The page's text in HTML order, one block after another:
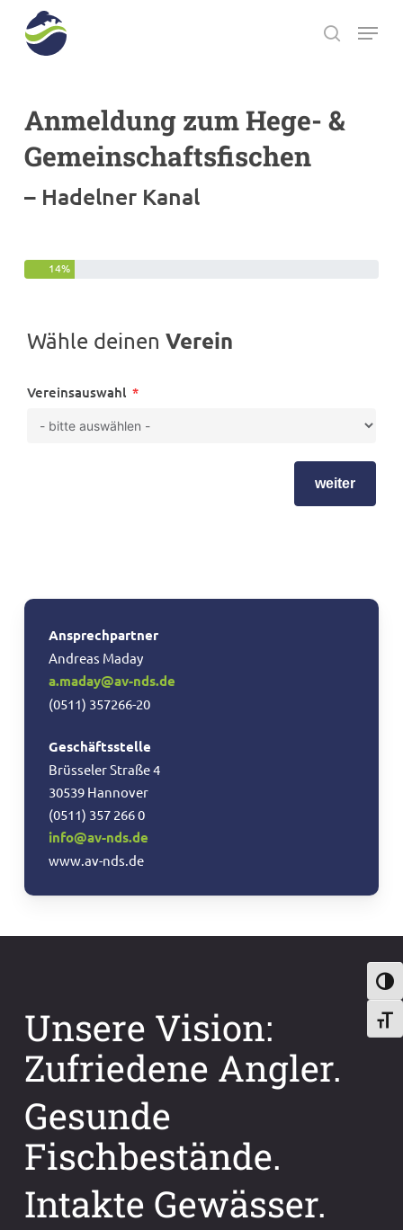
search
Menu
Anmeldung zum Hege- &
Gemeinschaftsfischen
– Hadelner Kanal
14%
Wähle deinen Verein
Vereinsauswahl
weiter
Ansprechpartner
Andreas Maday
a.maday@av-nds.de
(0511) 357266-20
Geschäftsstelle
Brüsseler Straße 4
30539 Hannover
(0511) 357 266 0
info@av-nds.de
www.av-nds.de
Unsere Vision:
Zufriedene Angler.
Gesunde
Fischbestände.
Intakte Gewässer.